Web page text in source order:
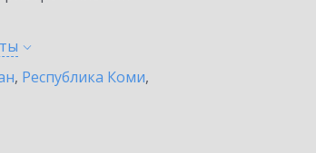
, Республика Коми,